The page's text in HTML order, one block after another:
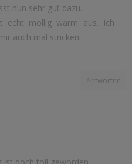
nun sehr gut dazu.
echt mollig warm aus. Ich
auch mal stricken.
Antworten